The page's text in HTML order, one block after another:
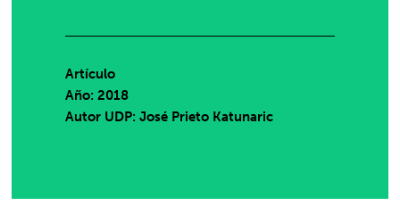
Artículo
Año: 2018
Autor UDP:José Prieto Katunaric